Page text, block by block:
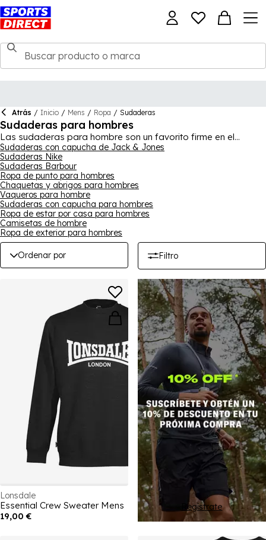
Atrás / Inicio / Mens / Ropa / Sudaderas
Sudaderas para hombres
Las sudaderas para hombre son un favorito firme en el
armario para todas las estaciones y todas las ocasiones
informales. Cada chico necesita una sudadera o dos en las
que confiar cuando la temperatura baja un poco. La belleza
de nuestra colección es su inmensa versatilidad, ya que
algunas son adecuadas tanto para tu entrenamiento como
para el streetwear y salir. Aquí están todos tus clásicos
favoritos, incluidas las sudaderas de cuello redondo que
nunca pasarán de moda, disponibles en una variedad de
colores y diseños para adaptarse a tu estilo personal, así
como sudaderas con cremallera, ideales para llevar y
superponer fácilmente. Puedes estar seguro de la calidad de
nuestra gama, gracias a grandes marcas como
looks elegantes, ya sea que desees un ambiente relajado o un
Sudaderas con capucha de Jack & Jones
Sudaderas Nike
Sudaderas Barbour
Ropa de punto para hombres
Chaquetas y abrigos para hombres
Vaqueros para hombre
Sudaderas con capucha para hombres
Ropa de estar por casa para hombres
Camisetas de hombre
Ropa de exterior para hombres
Ordenar por Filtro
Lonsdale
Essential Crew Sweater Mens
19,00 €
Regístrate